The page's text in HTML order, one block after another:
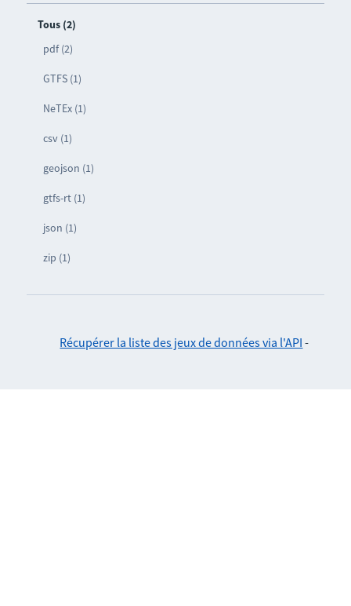
Tous (2)
pdf (2)
GTFS (1)
NeTEx (1)
csv (1)
geojson (1)
gtfs-rt (1)
json (1)
zip (1)
Récupérer la liste des jeux de données via l'API -